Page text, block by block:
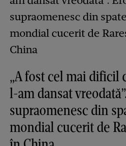
„A fost cel mai dificil
l-am dansat
supraomenesc din
mondial cucerit de